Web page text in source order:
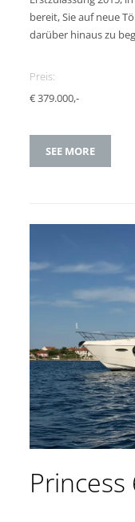
bereit, Sie auf neue
darüber hinaus zu
Preis:
€ 379.000,-
SEE MORE